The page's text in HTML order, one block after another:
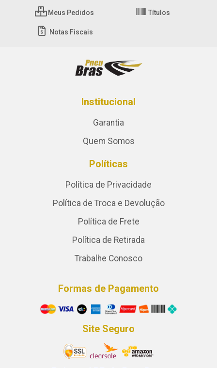
Meus Pedidos Títulos
Notas Fiscais
Institucional
Garantia
Quem Somos
Políticas
Política de Privacidade
Política de Troca e Devolução
Política de Frete
Política de Retirada
Trabalhe Conosco
Formas de Pagamento
Site Seguro